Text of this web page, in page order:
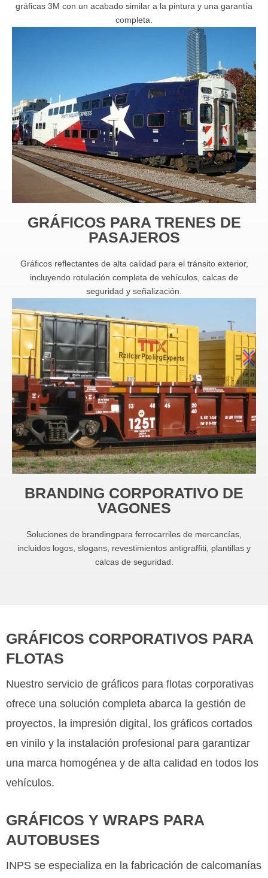
gráficas 3M con un acabado similar a la pintura y una garantía
completa.
GRÁFICOS PARA TRENES DE
PASAJEROS
Gráficos reflectantes de alta calidad para el tránsito exterior,
incluyendo rotulación completa de vehículos, calcas de
seguridad y señalización.
BRANDING CORPORATIVO DE
VAGONES
Soluciones de brandingpara ferrocarriles de mercancías,
incluidos logos, slogans, revestimientos antigraffiti, plantillas y
calcas de seguridad.
GRÁFICOS CORPORATIVOS PARA
FLOTAS
Nuestro servicio de gráficos para flotas corporativas
ofrece una solución completa abarca la gestión de
proyectos, la impresión digital, los gráficos cortados
en vinilo y la instalación profesional para garantizar
una marca homogénea y de alta calidad en todos los
vehículos.
GRÁFICOS Y WRAPS PARA
AUTOBUSES
INPS se especializa en la fabricación de calcomanías